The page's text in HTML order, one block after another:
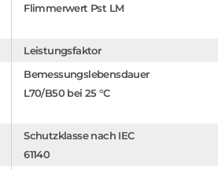
Flimmerwert Pst LM
Leistungsfaktor
Bemessungslebensdauer
L70/B50 bei 25 °C
Schutzklasse nach IEC
61140